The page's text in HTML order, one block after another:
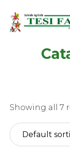
Showing all 7